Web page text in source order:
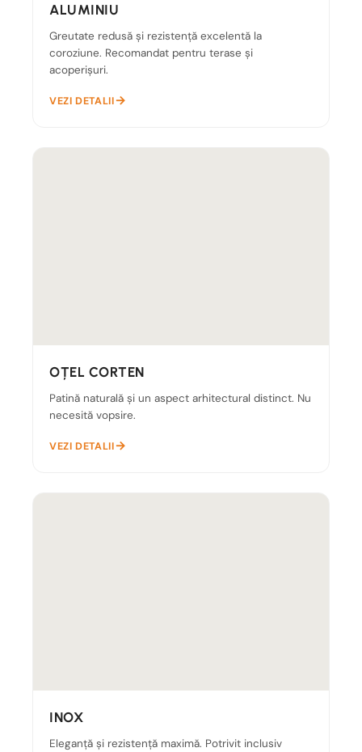
ALUMINIU
Greutate redusă și rezistență excelentă la
coroziune. Recomandat pentru terase și
acoperișuri.
VEZI DETALII
OȚEL CORTEN
Patină naturală și un aspect arhitectural distinct. Nu
necesită vopsire.
VEZI DETALII
INOX
Eleganță și rezistență maximă. Potrivit inclusiv